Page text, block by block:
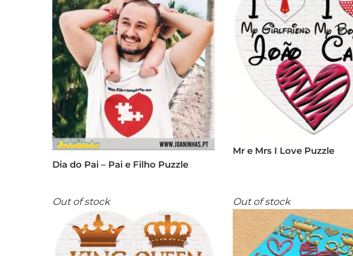
Dia do Pai – Pai e Filho Puzzle
Mr e Mrs I Love Puzzle
Out of stock Out of stock